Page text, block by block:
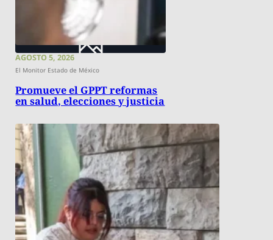
AGOSTO 5, 2026
El Monitor Estado de México
Promueve el GPPT reformas
en salud, elecciones y justicia